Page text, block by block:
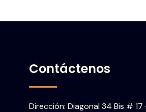
Contáctenos
Dirección: Diagonal 34 Bis #